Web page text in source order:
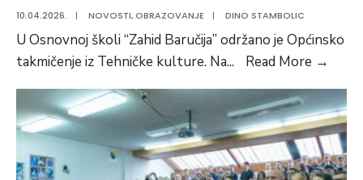
10.04.2026. | NOVOSTI,OBRAZOVANJE | DINO STAMBOLIC
U Osnovnoj školi “Zahid Baručija” održano je Općinsko
takmičenje iz Tehničke kulture. Na... Read More →